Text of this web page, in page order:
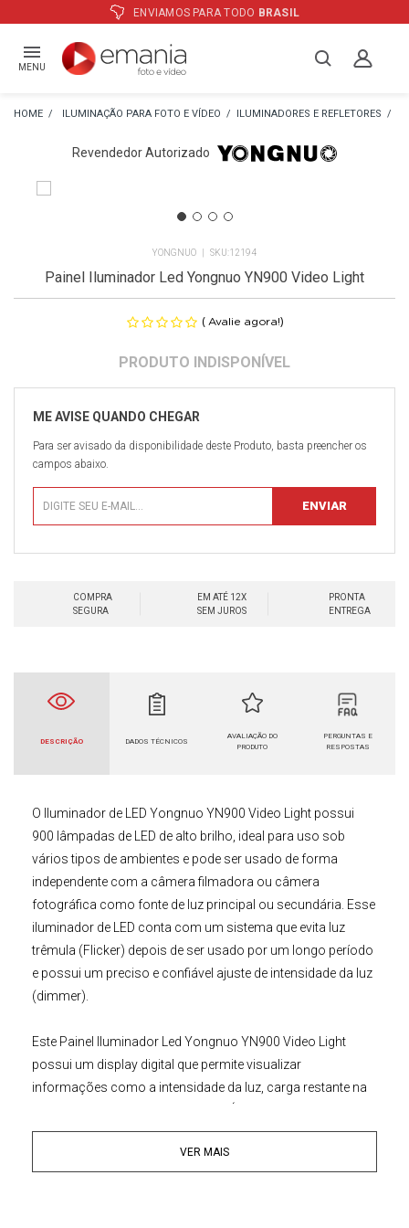
ATÉ12XE PREÇO ESPECIAL NO BOLETO
MENU
ILUMINAÇÃO PARA FOTO E VÍDEO ILUMINADORES E REFLETORES
Revendedor Autorizado
YONGNUO 12194
Painel Iluminador Led Yongnuo YN900 Video Light
( Avalie agora!)
Para ser avisado da disponibilidade deste Produto, basta preencher os
campos abaixo.
COMPRA
SEGURA
EM ATÉ 12X
SEM JUROS
PRONTA
ENTREGA
DESCRIÇÃO DADOS TÉCNICOS
AVALIAÇÃO DO
PRODUTO
PERGUNTAS E
RESPOSTAS
O Iluminador de LED Yongnuo YN900 Video Light possui
900 lâmpadas de LED de alto brilho, ideal para uso sob
vários tipos de ambientes e pode ser usado de forma
independente com a câmera filmadora ou câmera
fotográfica como fonte de luz principal ou secundária. Esse
iluminador de LED conta com um sistema que evita luz
trêmula (Flicker) depois de ser usado por um longo período
e possui um preciso e confiável ajuste de intensidade da luz
(dimmer).
Este Painel Iluminador Led Yongnuo YN900 Video Light
possui um display digital que permite visualizar
informações como a intensidade da luz, carga restante na
oIluminador de LED Yongnuo YN900 Video
remotamente com o controle sem fio (incluso) ou
VER MAIS